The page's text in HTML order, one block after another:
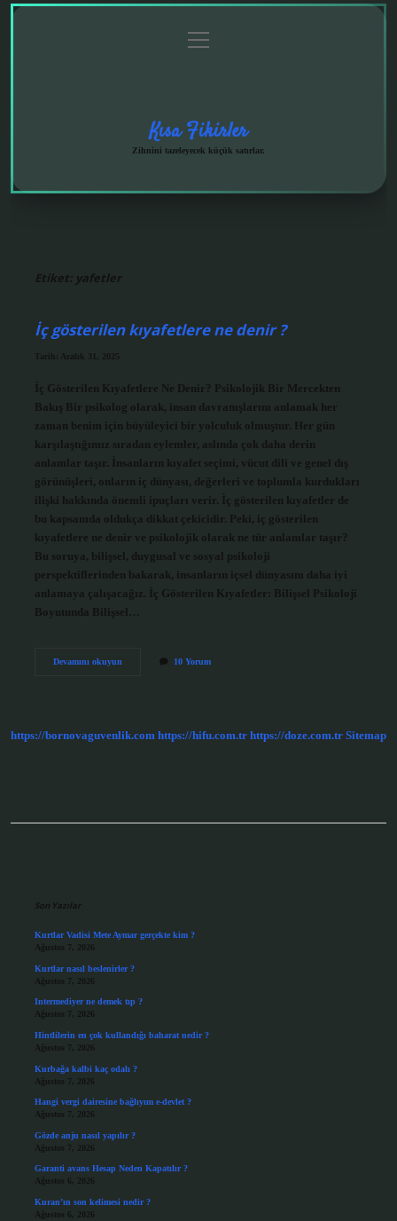
menüyü
aç
Kısa Fikirler
Zihnini tazeleyecek küçük satırlar.
Etiket: yafetler
İç gösterilen kıyafetlere ne denir ?
Tarih: Aralık 31, 2025
İç Gösterilen Kıyafetlere Ne Denir? Psikolojik Bir Mercekten
Bakış Bir psikolog olarak, insan davranışlarını anlamak her
zaman benim için büyüleyici bir yolculuk olmuştur. Her gün
karşılaştığımız sıradan eylemler, aslında çok daha derin
anlamlar taşır. İnsanların kıyafet seçimi, vücut dili ve genel dış
görünüşleri, onların iç dünyası, değerleri ve toplumla kurdukları
ilişki hakkında önemli ipuçları verir. İç gösterilen kıyafetler de
bu kapsamda oldukça dikkat çekicidir. Peki, iç gösterilen
kıyafetlere ne denir ve psikolojik olarak ne tür anlamlar taşır?
Bu soruya, bilişsel, duygusal ve sosyal psikoloji
perspektiflerinden bakarak, insanların içsel dünyasını daha iyi
anlamaya çalışacağız. İç Gösterilen Kıyafetler: Bilişsel Psikoloji
Boyutunda Bilişsel…
Devamını okuyunİç
10 Yorum
https://bornovaguvenlik.com https://hifu.com.tr https://doze.com.tr Sitemap
Son Yazılar
Kurtlar Vadisi Mete Aymar gerçekte kim ?
Ağustos 7, 2026
Kurtlar nasıl beslenirler ?
Ağustos 7, 2026
Intermediyer ne demek tıp ?
Ağustos 7, 2026
Hintlilerin en çok kullandığı baharat nedir ?
Ağustos 7, 2026
Kurbağa kalbi kaç odalı ?
Ağustos 7, 2026
Hangi vergi dairesine bağlıyım e-devlet ?
Ağustos 7, 2026
Gözde anju nasıl yapılır ?
Ağustos 7, 2026
Garanti avans Hesap Neden Kapatılır ?
Ağustos 6, 2026
Kuran’ın son kelimesi nedir ?
Ağustos 6, 2026